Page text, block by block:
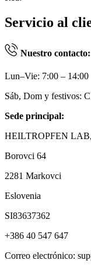
Servicio al
Nuestro contacto:
Lun–Vie: 7:00 – 14:00
Sáb, Dom y festivos:
Sede principal:
HEILTROPFEN
Borovci 64
2281 Markovci
Eslovenia
SI83637362
+386 40 547 647
Correo electrónico: